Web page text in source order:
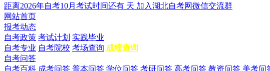
距离2026年自考10月考试时间还有 天 加入湖北自考网微信交流群
网站首页
报考动态
自考政策 考试计划 实践毕业
自考专业 自考院校 考场查询 成绩查询
自考问答
自考百科 成考问答 普本问答 学位问答 考研问答 高考问答 教资问答 美考问